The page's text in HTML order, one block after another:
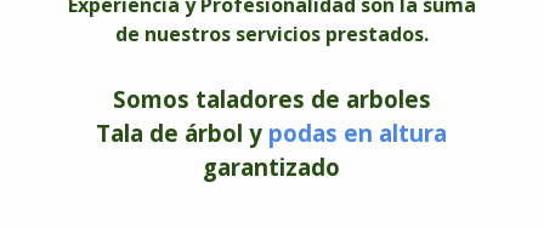
de nuestros servicios prestados.
Somos taladores de arboles
Tala de árbol y podas en altura
garantizado